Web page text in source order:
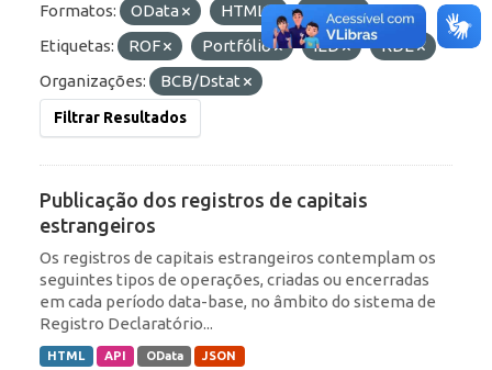
Formatos: OData HTML
JSON
Etiquetas:
ROF Portfólio IED
RDE
Organizações:
BCB/Dstat
Filtrar Resultados
Publicação dos registros de capitais
estrangeiros
Os registros de capitais estrangeiros contemplam os
seguintes tipos de operações, criadas ou encerradas
em cada período data-base, no âmbito do sistema de
Registro Declaratório...
HTML API OData JSON